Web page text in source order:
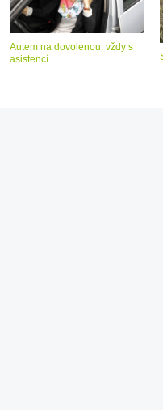
Autem na dovolenou: vždy s
asistencí